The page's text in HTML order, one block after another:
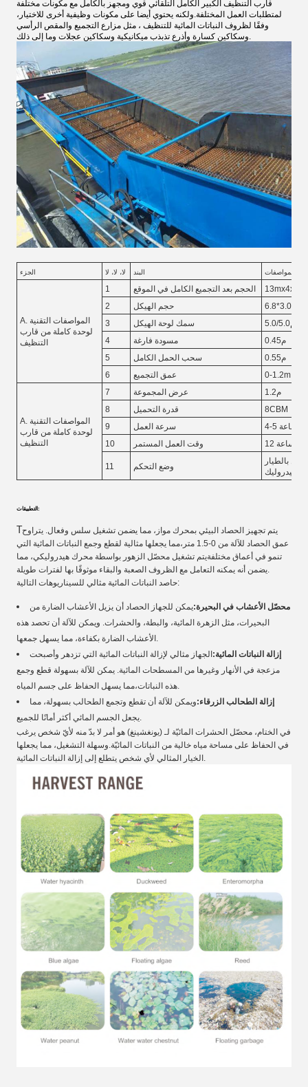
قارب التنظيف الكبير الكامل التلقائي قوي ومجهز بالكامل مع مكونات مختلفة
لمتطلبات العمل المختلفة.ولكنه يحتوي أيضا على مكونات وظيفية أخرى للاختيار،
وفقًا لظروف النباتات المائية للتنظيف ، مثل مزارع التجميع والمقص الرأسي
الجزء لا، لا، لا البند المواصفات
A. المواصفات التقنية
لوحدة كاملة من قارب
التنظيف
1 الحجم بعد التجميع الكامل في الموقع
2
حجم الهيكل
3
سمك لوحة الهيكل
4
مسودة فارغة
0.45م
5
سحب الحمل الكامل
0.55م
6
عمق التجميع 0-1.2m
A. المواصفات التقنية
لوحدة كاملة من قارب
التنظيف
7 عرض المجموعة
1.2م
8
قدرة التحميل
8CBM
9
سرعة العمل
الساعة
10
وقت العمل المستمر 12 ساعة
11 وضع التحكم
بالطيار
والهيدروليك
التطبيقات:
Tيتم تجهيز الحصاد البيئي بمحرك مواز، مما يضمن تشغيل سلس وفعال. يتراوح
عمق الحصاد للآلة من 0-1.5 متر،مما يجعلها مثالية لقطع وجمع النباتات المائية التي
تنمو في أعماق مختلفةيتم تشغيل محصّل الزهور بواسطة محرك هيدروليكي، مما
حاصد النباتات المائية مثالي للسيناريوهات التالية:
محصّل الأعشاب في البحيرة:يمكن للجهاز الحصاد أن يزيل الأعشاب الضارة من
البحيرات، مثل الزهرة المائية، والبطة، والحشرات. ويمكن للآلة أن تحصد هذه
إزالة النباتات المائية:الجهاز مثالي لإزالة النباتات المائية التي تزدهر وأصبحت
مزعجة في الأنهار وغيرها من المسطحات المائية. يمكن للآلة بسهولة قطع وجمع
إزالة الطحالب الزرقاء:ويمكن للآلة أن تقطع وتجمع الطحالب بسهولة، مما
في الختام، محصّل الحشرات المائيّة لـ (يونغشينغ) هو أمر لا بدّ منه لأيّ شخص يرغب
في الحفاظ على مساحة مياه خالية من النباتات المائيّة.وسهلة التشغيل، مما يجعلها